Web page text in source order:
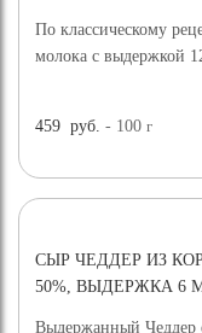
По классическому
молока с выдержкой
459 руб. - 100г
СЫР ЧЕДДЕР ИЗ
50%, ВЫДЕРЖКА 6
Выдержанный